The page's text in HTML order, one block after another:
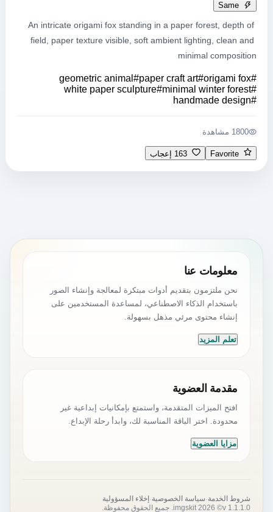
Same
An intricate origami fox standing in a paper forest, depth of
field, paper texture visible, soft ambient lighting, clean and
minimal composition
#
origami fox
#
paper craft art
#
geometric animal
#
minimal winter forest
#
white paper sculpture
#
handmade design
1800 مشاهدة
Favorite 163 إعجاب
معلومات عنا
نحن ملتزمون بتقديم أدوات مبتكرة لمعالجة وإنشاء الصور
باستخدام الذكاء الاصطناعي، لمساعدة المستخدمين على
إنشاء محتوى مرئي مذهل بسهولة.
تعلم المزيد
مقدمة العضوية
افتح الميزات المتقدمة، واستمتع بإمكانيات إبداعية غير
محدودة. اختر الباقة المناسبة لك، وابدأ رحلة الإبداع.
مزايا العضوية
شروط الخدمة·سياسة الخصوصية· إخلاء المسؤولية
v 1.1.1.0© 2026 imgskit. جميع الحقوق محفوظة.